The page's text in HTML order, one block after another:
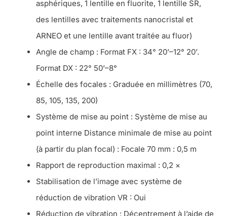
asphériques, 1 lentille en fluorite, 1 lentille SR,
des lentilles avec traitements nanocristal et
ARNEO et une lentille avant traitée au fluor)
Angle de champ : Format FX : 34° 20’–12° 20’.
Format DX : 22° 50’–8°
Échelle des focales : Graduée en millimètres (70,
85, 105, 135, 200)
Système de mise au point : Système de mise au
point interne Distance minimale de mise au point
(à partir du plan focal) : Focale 70 mm : 0,5 m
Rapport de reproduction maximal : 0,2 ×
Stabilisation de l’image avec système de
réduction de vibration VR : Oui
Réduction de vibration : Décentrement à l’aide de